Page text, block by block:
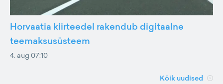
Horvaatia kiirteedel rakendub digitaalne
teemaksusüsteem
4. aug 07:10
Kõik uudised